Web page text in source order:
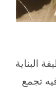
البناية
تجمع